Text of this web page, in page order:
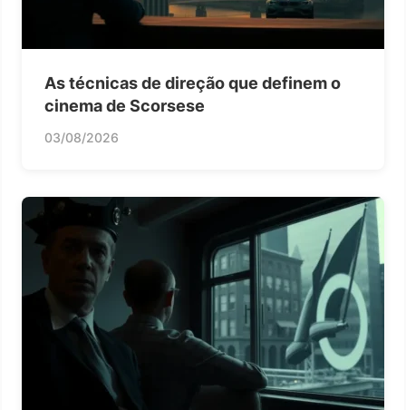
As técnicas de direção que definem o
cinema de Scorsese
03/08/2026